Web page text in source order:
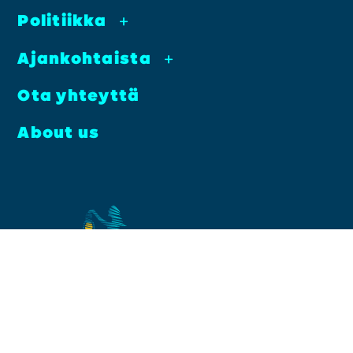
Poli­tiik­ka
+
Ajan­koh­tais­ta +
Ota yhteyt­tä
About us